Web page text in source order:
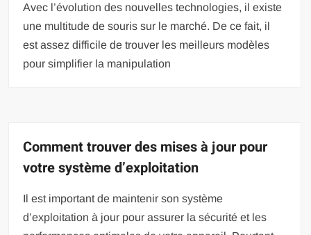
Avec l’évolution des nouvelles technologies, il existe
une multitude de souris sur le marché. De ce fait, il
est assez difficile de trouver les meilleurs modèles
pour simplifier la manipulation
Comment trouver des mises à jour pour
votre système d’exploitation
Il est important de maintenir son système
d’exploitation à jour pour assurer la sécurité et les